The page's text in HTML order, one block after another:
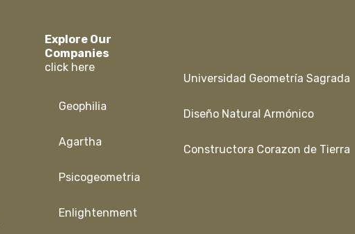
Explore Our
Companies
click here
Geophilia
Agartha
Psicogeometria
Enlightenment
Universidad Geometría Sagrada
Diseño Natural Armónico
Constructora Corazon de Tierra